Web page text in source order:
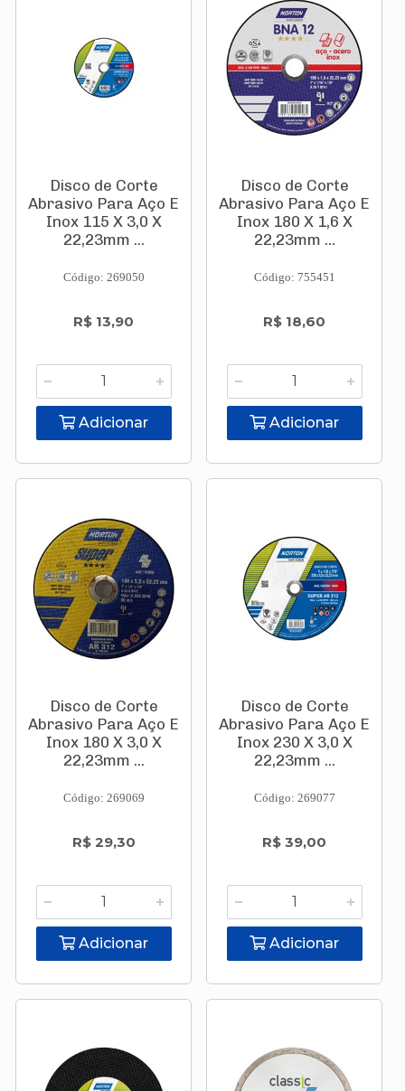
Disco de Corte
Abrasivo Para Aço E
Inox 115 X 3,0 X
22,23mm ...
Código: 269050
R$ 13,90
Adicionar
Disco de Corte
Abrasivo Para Aço E
Inox 180 X 1,6 X
22,23mm ...
Código: 755451
R$ 18,60
Adicionar
Disco de Corte
Abrasivo Para Aço E
Inox 180 X 3,0 X
22,23mm ...
Código: 269069
R$ 29,30
Adicionar
Disco de Corte
Abrasivo Para Aço E
Inox 230 X 3,0 X
22,23mm ...
Código: 269077
R$ 39,00
Adicionar